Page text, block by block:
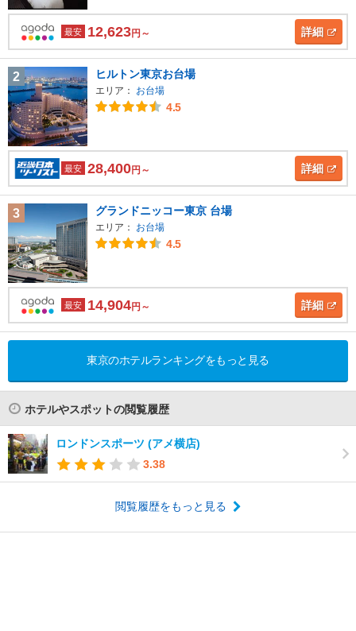
最安 12,623円～ 詳細
2 ヒルトン東京お台場
エリア： お台場
4.5
最安 28,400円～ 詳細
3 グランドニッコー東京 台場
エリア： お台場
4.5
最安 14,904円～ 詳細
東京のホテルランキングをもっと見る
ホテルやスポットの閲覧履歴
ロンドンスポーツ (アメ横店)
3.38
閲覧履歴をもっと見る